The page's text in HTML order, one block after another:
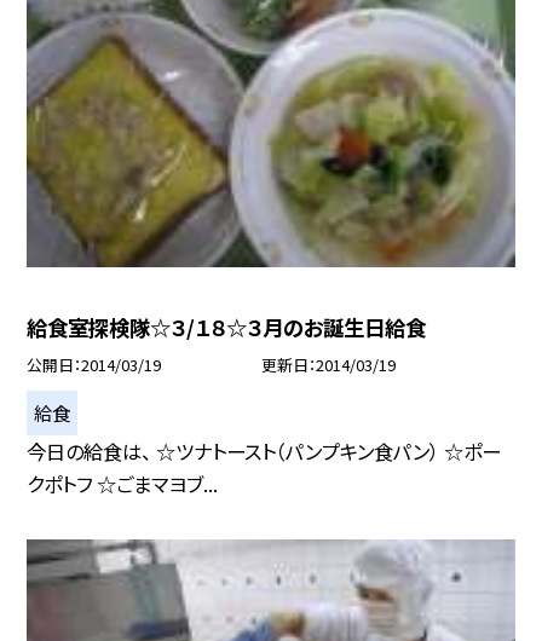
給食室探検隊☆３/１８☆３月のお誕生日給食
公開日 2014/03/19 更新日 2014/03/19
給食
今日の給食は、 ☆ツナトースト（パンプキン食パン） ☆ポー
クポトフ ☆ごまマヨブ...